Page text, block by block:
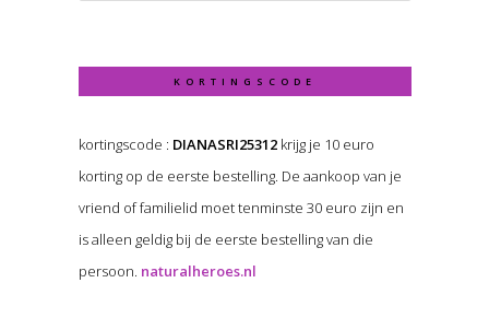
KORTINGSCODE
kortingscode : DIANASRI25312krijg je 10 euro
korting op de eerste bestelling. De aankoop van je
vriend of familielid moet tenminste 30 euro zijn en
is alleen geldig bij de eerste bestelling van die
persoon. naturalheroes.nl